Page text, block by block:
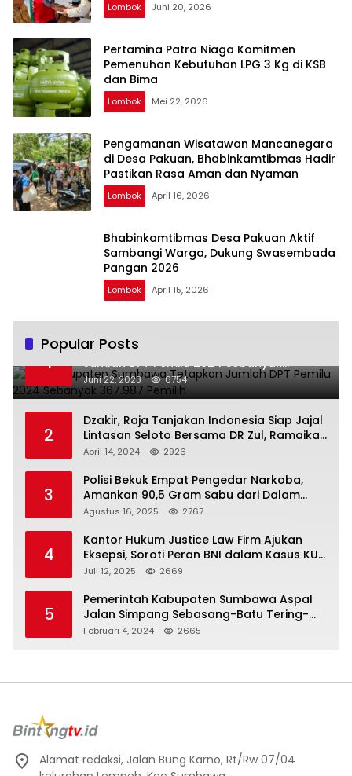
Lombok Juni 20, 2026
Pertamina Patra Niaga Komitmen
Pemenuhan Kebutuhan LPG 3 Kg di KSB
dan Bima
Lombok Mei 22, 2026
Pengamanan Wisatawan Mancanegara
di Desa Pakuan, Bhabinkamtibmas Hadir
Pastikan Rasa Aman dan Nyaman
Lombok April 16, 2026
Bhabinkamtibmas Desa Pakuan Aktif
Sambangi Warga, Dukung Swasembada
Pangan 2026
Lombok April 15, 2026
Popular Posts
1
KPU Kabupaten Sumbawa Tetapkan
Jumlah DPT Pemilu 2024 Sebanyak
367.987 Pemilih
Juni 22, 2023 6754
2
Dzakir, Raja Tanjakan Indonesia Siap Jajal
Lintasan Seloto Bersama DR Zul, Ramaikan
Trabas JAS #2 KSB
April 14, 2024 2926
3
Polisi Bekuk Empat Pengedar Narkoba,
Amankan 90,5 Gram Sabu dari Dalam
Mobil
Agustus 16, 2025 2767
4
Kantor Hukum Justice Law Firm Ajukan
Eksepsi, Soroti Peran BNI dalam Kasus KUR
Bawang Merah KCP Woha
Juli 12, 2025 2669
5
Pemerintah Kabupaten Sumbawa Aspal
Jalan Simpang Sebasang-Batu Tering-
Lito
Februari 4, 2024 2665
Alamat redaksi, Jalan Bung Karno, Rt/Rw 07/04